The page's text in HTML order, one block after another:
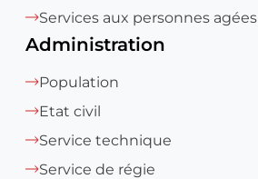
Services aux personnes agées
Administration
Population
Etat civil
Service technique
Service de régie